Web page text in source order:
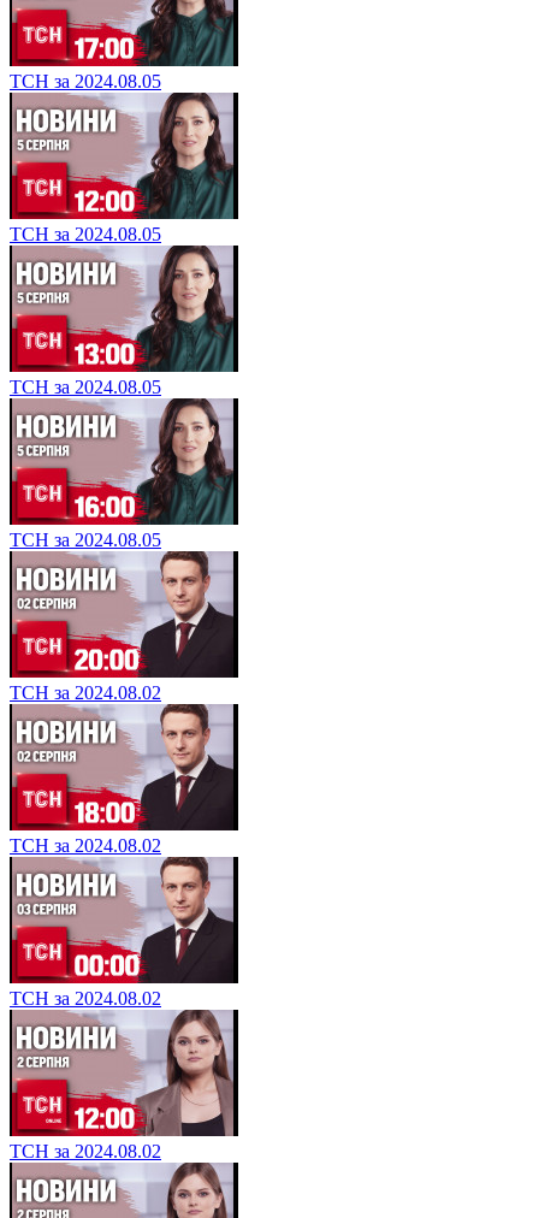
ТСН за 2024.08.05
ТСН за 2024.08.05
ТСН за 2024.08.05
ТСН за 2024.08.05
ТСН за 2024.08.02
ТСН за 2024.08.02
ТСН за 2024.08.02
ТСН за 2024.08.02